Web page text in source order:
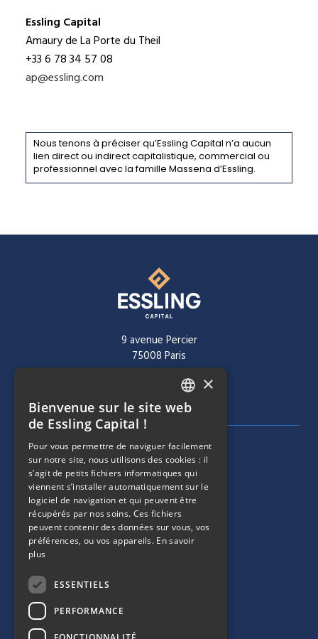
Essling Capital
Amaury de La Porte du Theil
+33 6 78 34 57 08
ap@essling.com
Nous tenons à préciser qu’Essling Capital n’a aucun
lien direct ou indirect capitalistique, commercial ou
professionnel avec la famille Massena d’Essling.
9 avenue Percier
75008 Paris
+ 33 1 40 60 22 30
MENU DE NAVIGATION
SOCIÉTÉ
ÉQUIPE
MENU DE NAVIGATION
STRATÉGIES
MENU DE NAVIGATION
FRENCH
×
Bienvenue sur le site web
de Essling Capital !
Pour vous permettre de naviguer facilement
sur notre site, nous utilisons des cookies : il
s’agit de petits fichiers informatiques qui
viennent s’installer automatiquement sur le
logiciel de navigation et qui peuvent être
récupérés par nos soins. Ces fichiers
peuvent contenir des données sur vous, vos
préférences, ou vos appareils. En savoir
plus
ESSENTIELS
PERFORMANCE